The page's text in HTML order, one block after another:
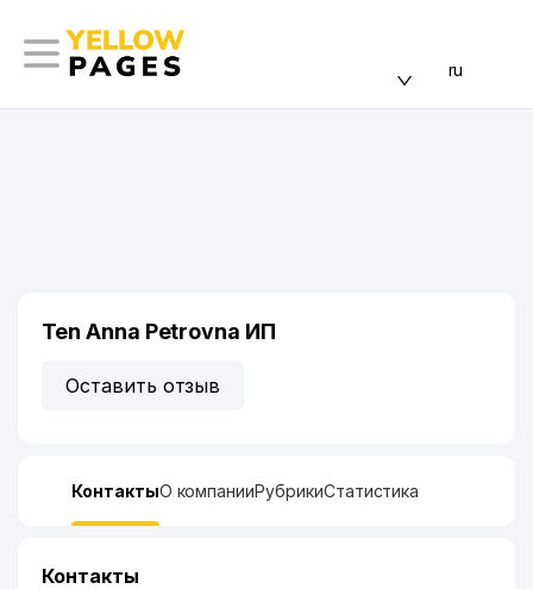
ru
Ten Anna Petrovna ИП
Оставить отзыв
КонтактыО компанииРубрикиСтатистика
Контакты